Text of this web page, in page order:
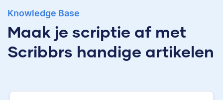
Knowledge Base
Maak je scriptie af met
Scribbrs handige artikelen